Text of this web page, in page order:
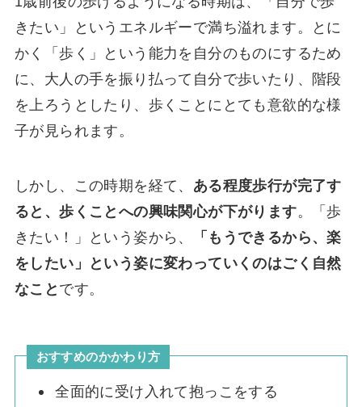
きたい」というエネルギーで満ち溢れます。とに
かく「歩く」という能力を自分のものにするため
に、大人の手を振り払って自分で歩いたり、階段
を上ろうとしたり、歩くことにとても意欲的な様
子が見られます。
しかし、この時期を経て、 ある程度歩行が完了す
ると、歩くことへの興味関心が下がります。「歩
きたい！」という姿から、
「もうできるから、楽
をしたい」という姿に変わっていくのはごく自然
なこと です。
おすすめのかかわり方
全面的に受け入れて抱っこをする